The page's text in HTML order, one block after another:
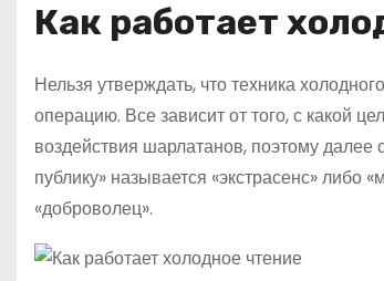
Как работает
Нельзя утверждать, что техника
операцию. Все зависит от того, с какой
воздействия шарлатанов, поэтому далее
публику» называется «экстрасенс» либо
«доброволец».